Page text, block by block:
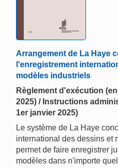
Arrangement de La Haye
l'enregistrement
modèles industriels
Règlement d'exécution
2025) / Instructions
1er janvier 2025)
Le système de La Haye
international des dessins et
permet de faire enregistrer
modèles dans n'importe